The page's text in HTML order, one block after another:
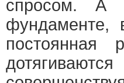
спросом. А
фундаменте,
постоянная